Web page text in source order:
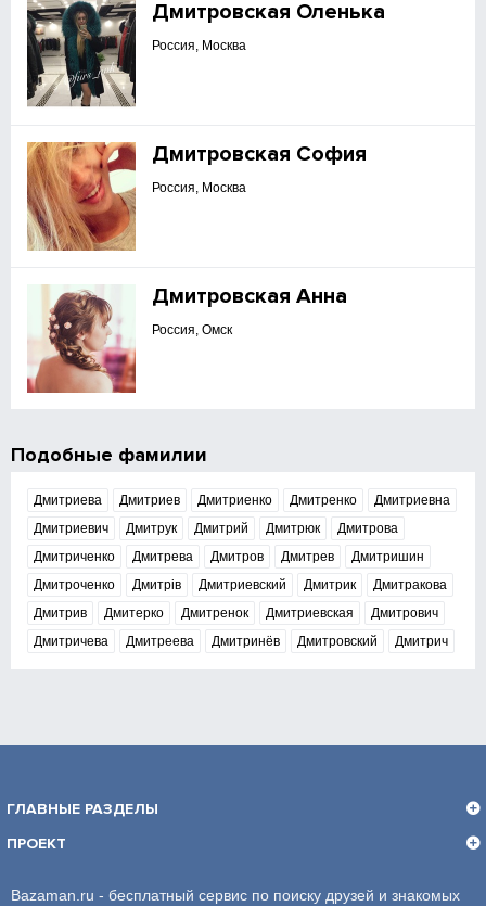
Дмитровская Оленька
Россия, Москва
Дмитровская София
Россия, Москва
Дмитровская Анна
Россия, Омск
Подобные фамилии
Дмитриева Дмитриев Дмитриенко Дмитренко
Дмитриевна
Дмитриевич
Дмитрук Дмитрий Дмитрюк
Дмитрова
Дмитриченко
Дмитрева Дмитров Дмитрев
Дмитришин
Дмитроченко
Дмитрів Дмитриевский Дмитрик
Дмитракова
Дмитрив
Дмитерко Дмитренок Дмитриевская
Дмитрович
Дмитричева
Дмитреева Дмитринёв Дмитровский Дмитрич
ГЛАВНЫЕ РАЗДЕЛЫ
ПРОЕКТ
Bazaman.ru - бесплатный сервис по поиску друзей и знакомых